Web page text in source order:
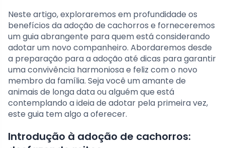
Neste artigo, exploraremos em profundidade os
benefícios da adoção de cachorros e forneceremos
um guia abrangente para quem está considerando
adotar um novo companheiro. Abordaremos desde
a preparação para a adoção até dicas para garantir
uma convivência harmoniosa e feliz com o novo
membro da família. Seja você um amante de
animais de longa data ou alguém que está
contemplando a ideia de adotar pela primeira vez,
este guia tem algo a oferecer.
Introdução à adoção de cachorros: